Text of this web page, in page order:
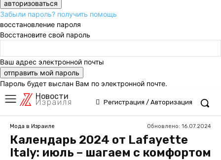
Забыли пароль? получить помощь
восстановление пароля
Восстановите свой пароль
Ваш адрес электронной почты
Пароль будет выслан Вам по электронной почте.
Новости
Израиля Регистрация / Авторизация
Мода в Израиле Обновлено: 16.07.2024
Календарь 2024 от Lafayette
Italy: июль – шагаем с комфортом